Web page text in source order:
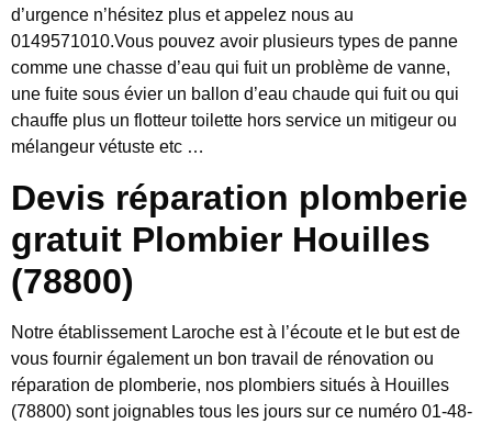
d’urgence n’hésitez plus et appelez nous au
0149571010.Vous pouvez avoir plusieurs types de panne
comme une chasse d’eau qui fuit un problème de vanne,
une fuite sous évier un ballon d’eau chaude qui fuit ou qui
chauffe plus un flotteur toilette hors service un mitigeur ou
mélangeur vétuste etc …
Devis réparation plomberie
gratuit Plombier Houilles
(78800)
Notre établissement Laroche est à l’écoute et le but est de
vous fournir également un bon travail de rénovation ou
réparation de plomberie, nos plombiers situés à Houilles
(78800) sont joignables tous les jours sur ce numéro 01-48-